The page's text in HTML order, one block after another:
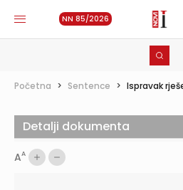
NN 85/2026
Početna > Sentence > Ispravak
AA
Detalji dokumenta